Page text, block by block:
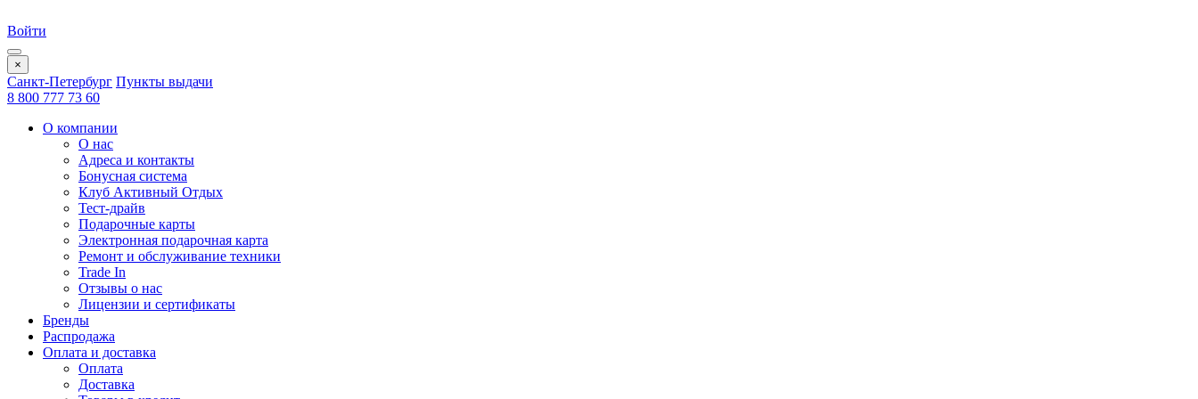
Войти
×
Санкт-Петербург Пункты выдачи
8 800 777 73 60
О компании
О нас
Адреса и контакты
Бонусная система
Клуб Активный Отдых
Тест-драйв
Подарочные карты
Электронная подарочная карта
Ремонт и обслуживание техники
Trade In
Отзывы о нас
Лицензии и сертификаты
Бренды
Распродажа
Оплата и доставка
Оплата
Доставка